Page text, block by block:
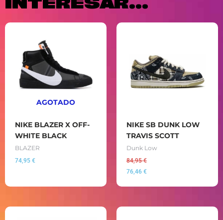
AGOTADO
NIKE BLAZER X OFF-
WHITE BLACK
BLAZER
74,95 €
NIKE SB DUNK LOW
TRAVIS SCOTT
Dunk Low
84,95€
76,46 €